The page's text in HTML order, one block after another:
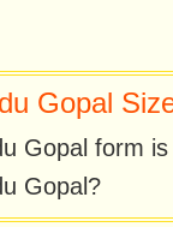
Gopal
Gopal form
Gopal?